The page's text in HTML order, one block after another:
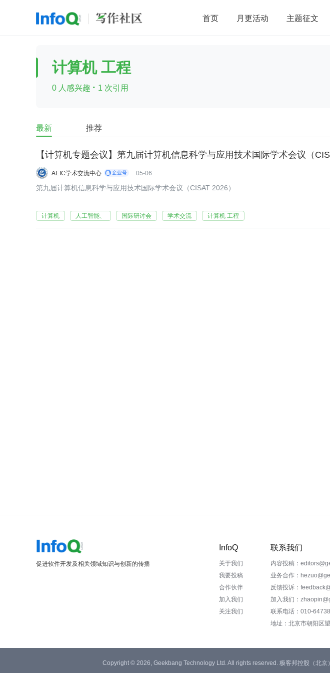
首页 月更活动 主题征文
前端 AI 大数据
查看更多
计算机 工程
0 人感兴趣 · 1 次引用
最新 推荐
AEIC学术交流中心 05-06
第九届计算机信息科学与应用技术国际学术会议（CISAT 2026）
计算机 人工智能、 国际研讨会 学术交流 计算机 工程
促进软件开发及相关领域知识与创新的传播
InfoQ
关于我们
我要投稿
合作伙伴
加入我们
关注我们
联系我们
内容投稿：
业务合作：
反馈投诉：
加入我们：
联系电话：010-
地址：北京市朝阳区
Copyright © 2026, Geekbang Technology Ltd. All rights reserved. 极客邦控股（北京